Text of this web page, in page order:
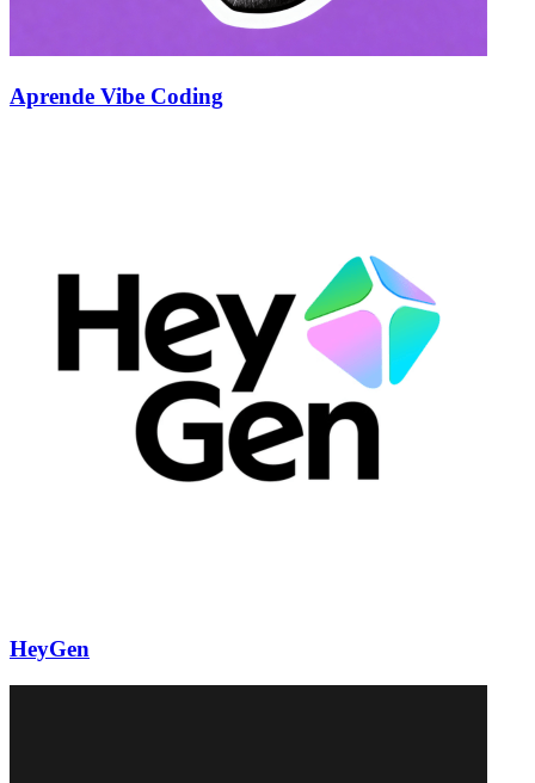
Aprende Vibe Coding
HeyGen